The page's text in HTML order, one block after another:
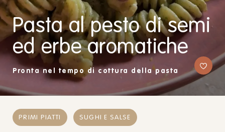
Pasta al pesto di semi
ed erbe aromatiche
Pronta nel tempo di cottura della pasta
PRIMI PIATTI SUGHI E SALSE